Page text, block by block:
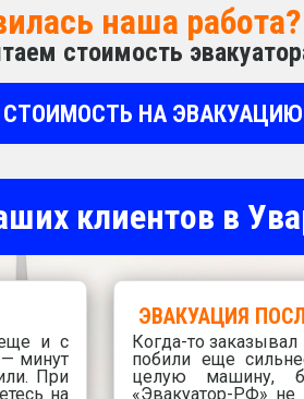
наша работа?
стоимость
СТОИМОСТЬ НА
клиентов в
и с
минут
При
на
ЭВАКУАЦИЯ
Когда-то
побили еще
целую машину,
«Эвакуатор-РФ»